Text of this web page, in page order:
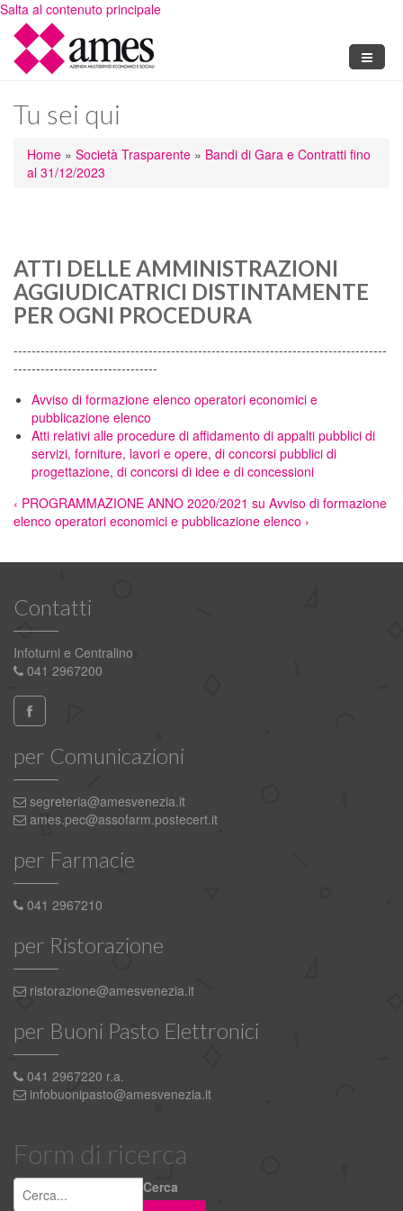
Salta al contenuto principale
Tu sei qui
Home » Società Trasparente » Bandi di Gara e Contratti fino
al 31/12/2023
ATTI DELLE AMMINISTRAZIONI
AGGIUDICATRICI DISTINTAMENTE
PER OGNI PROCEDURA
-----------------------------------------------------------------------------------
--------------------------------
Avviso di formazione elenco operatori economici e
pubblicazione elenco
Atti relativi alle procedure di affidamento di appalti pubblici di
servizi, forniture, lavori e opere, di concorsi pubblici di
progettazione, di concorsi di idee e di concessioni
‹ PROGRAMMAZIONE ANNO 2020/2021 su Avviso di formazione
elenco operatori economici e pubblicazione elenco ›
Contatti
Infoturni e Centralino
041 2967200
per Comunicazioni
segreteria@amesvenezia.it
ames.pec@assofarm.postecert.it
per Farmacie
041 2967210
per Ristorazione
ristorazione@amesvenezia.it
per Buoni Pasto Elettronici
041 2967220 r.a.
infobuonipasto@amesvenezia.it
Form di ricerca
Cerca